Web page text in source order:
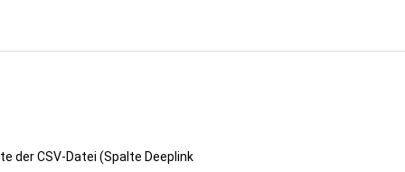
der CSV-Datei (Spalte Deeplink